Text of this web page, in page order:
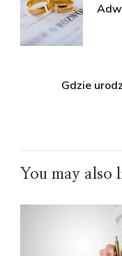
Gdzie
You may also